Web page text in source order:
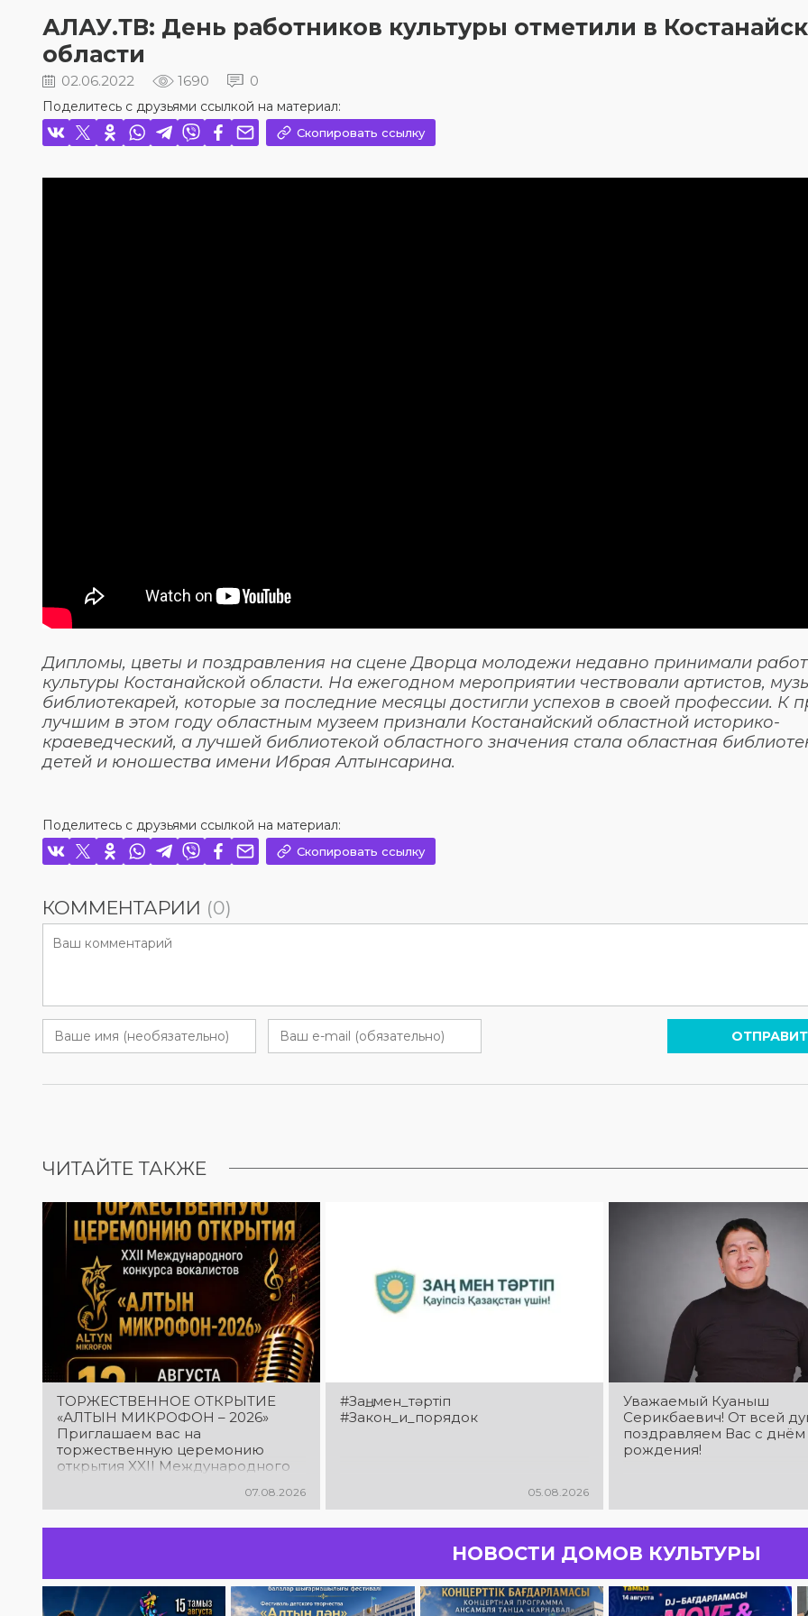
АЛАУ.ТВ: День работников культуры отметили в
области
02.06.2022 1690 0
Поделитесь с друзьями ссылкой на материал:
Скопировать ссылку
Дипломы, цветы и поздравления на сцене Дворца молодежи недавно принимали
культуры Костанайской области. На ежегодном мероприятии чествовали артистов,
библиотекарей, которые за последние месяцы достигли успехов в своей профессии. К
лучшим в этом году областным музеем признали Костанайский областной историко-
краеведческий, а лучшей библиотекой областного значения стала областная
детей и юношества имени Ибрая Алтынсарина.
Поделитесь с друзьями ссылкой на материал:
Скопировать ссылку
КОММЕНТАРИИ (0)
ЧИТАЙТЕ ТАКЖЕ
ТОРЖЕСТВЕННОЕ ОТКРЫТИЕ
«АЛТЫН МИКРОФОН – 2026»
Приглашаем вас на
торжественную церемонию
открытия XXII Международного
микрофон – 2026»! В этот день
талантливые исполнители из
разных стран встретятся на
творчества. Станьте свидетелями
начала большого вокального
состязания! Приходите
07.08.2026
#Заң_мен_тәртіп
#Закон_и_порядок
05.08.2026
Уважаемый Куаныш
Серикбаевич! От всей
поздравляем Вас с днём
рождения!
НОВОСТИ ДОМОВ КУЛЬТУРЫ